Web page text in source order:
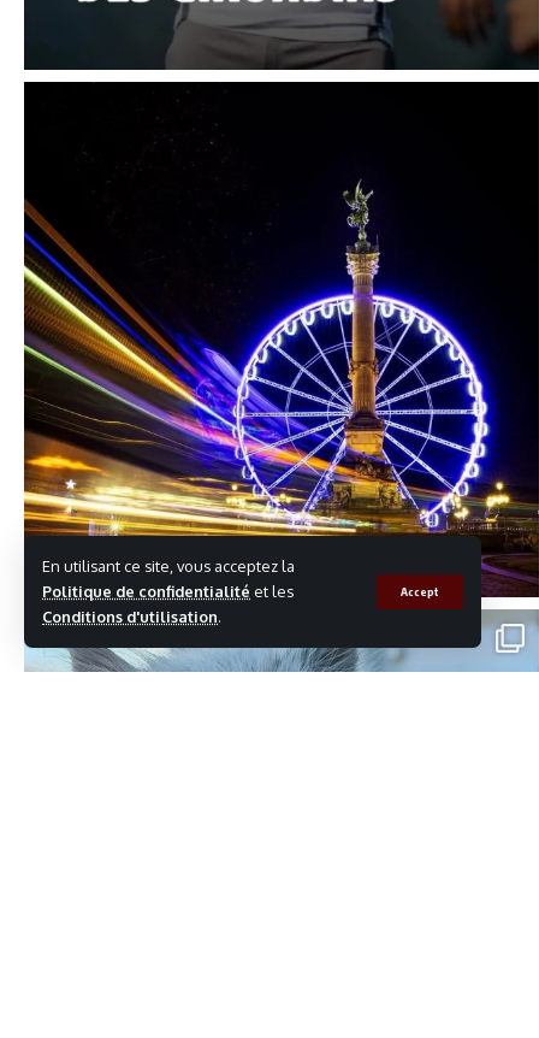
En utilisant ce site, vous acceptez la
Politique de confidentialité et les
Conditions d'utilisation.
Accept